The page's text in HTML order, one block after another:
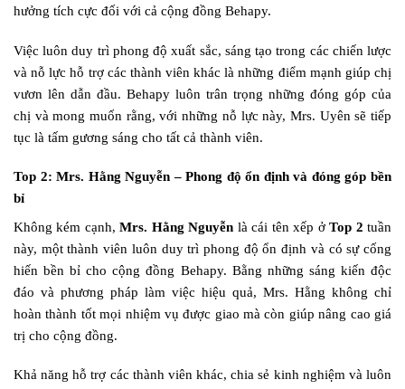
hưởng tích cực đối với cả cộng đồng Behapy.
Việc luôn duy trì phong độ xuất sắc, sáng tạo trong các chiến lược
và nỗ lực hỗ trợ các thành viên khác là những điểm mạnh giúp chị
vươn lên dẫn đầu. Behapy luôn trân trọng những đóng góp của
chị và mong muốn rằng, với những nỗ lực này, Mrs. Uyên sẽ tiếp
tục là tấm gương sáng cho tất cả thành viên.
Top 2: Mrs. Hằng Nguyễn – Phong độ ổn định và đóng góp bền
bỉ
Không kém cạnh,Mrs. Hằng Nguyễn là cái tên xếp ởTop 2 tuần
này, một thành viên luôn duy trì phong độ ổn định và có sự cống
hiến bền bỉ cho cộng đồng Behapy. Bằng những sáng kiến độc
đáo và phương pháp làm việc hiệu quả, Mrs. Hằng không chỉ
hoàn thành tốt mọi nhiệm vụ được giao mà còn giúp nâng cao giá
trị cho cộng đồng.
Khả năng hỗ trợ các thành viên khác, chia sẻ kinh nghiệm và luôn